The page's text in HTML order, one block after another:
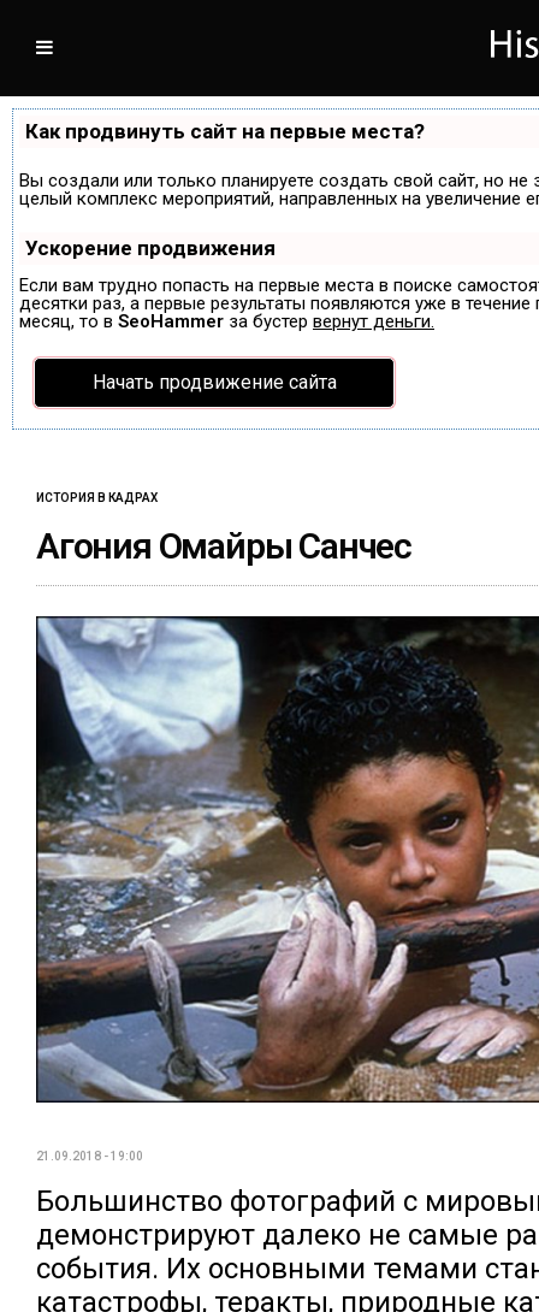
Как продвинуть сайт на первые места?
Вы создали или только планируете создать свой сайт, но
целый комплекс мероприятий, направленных на
Ускорение продвижения
Если вам трудно попасть на первые места в поиске
десятки раз, а первые результаты появляются уже в
месяц, то в SeoHammer за бустер вернут деньги.
Начать продвижение сайта
ИСТОРИЯ В КАДРАХ
Агония Омайры Санчес
21.09.2018 - 19:00
Большинство фотографий с
демонстрируют далеко не самые
события. Их основными темами
катастрофы, теракты, природные